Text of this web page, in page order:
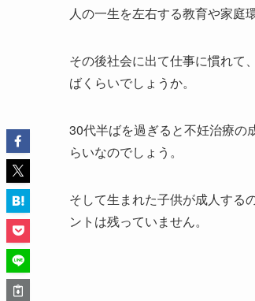
人の一生を左右する教育や家庭
その後社会に出て仕事に慣れて
ばくらいでしょうか。
30代半ばを過ぎると不妊治療の
らいなのでしょう。
そして生まれた子供が成人する
ントは残っていません。